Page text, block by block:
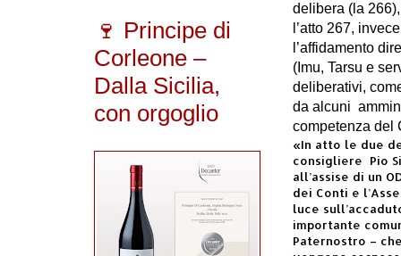
delibera (la
l’atto 267,
l’affidamento
(Imu, Tarsu e
deliberativi,
da alcuni
competenza del
«In atto le due
consigliere Pio
all’assise di un
dei Conti e
luce
importante
Paternostro –
🍷 Principe di
Corleone –
Dalla Sicilia,
con orgoglio